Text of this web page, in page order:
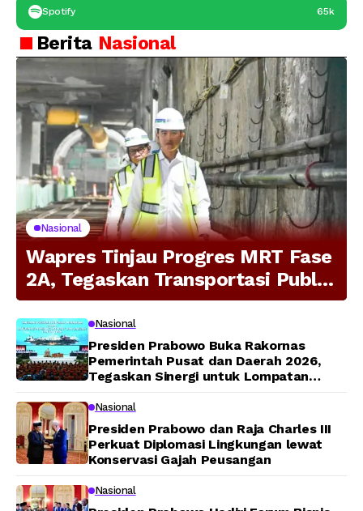
Spotify 65k
Berita Nasional
Nasional
Wapres Tinjau Progres MRT Fase
2A, Tegaskan Transportasi Publik
Modern Jadi Prioritas Nasional
Nasional
Presiden Prabowo Buka Rakornas
Pemerintah Pusat dan Daerah 2026,
Tegaskan Sinergi untuk Lompatan
Nasional
Presiden Prabowo dan Raja Charles III
Perkuat Diplomasi Lingkungan lewat
Konservasi Gajah Peusangan
Nasional